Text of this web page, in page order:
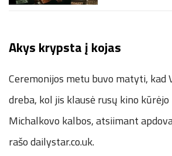
Akys krypsta į kojas
Ceremonijos metu buvo matyti, kad
dreba, kol jis klausė rusų kino
Michalkovo kalbos, atsiimant
rašo dailystar.co.uk.